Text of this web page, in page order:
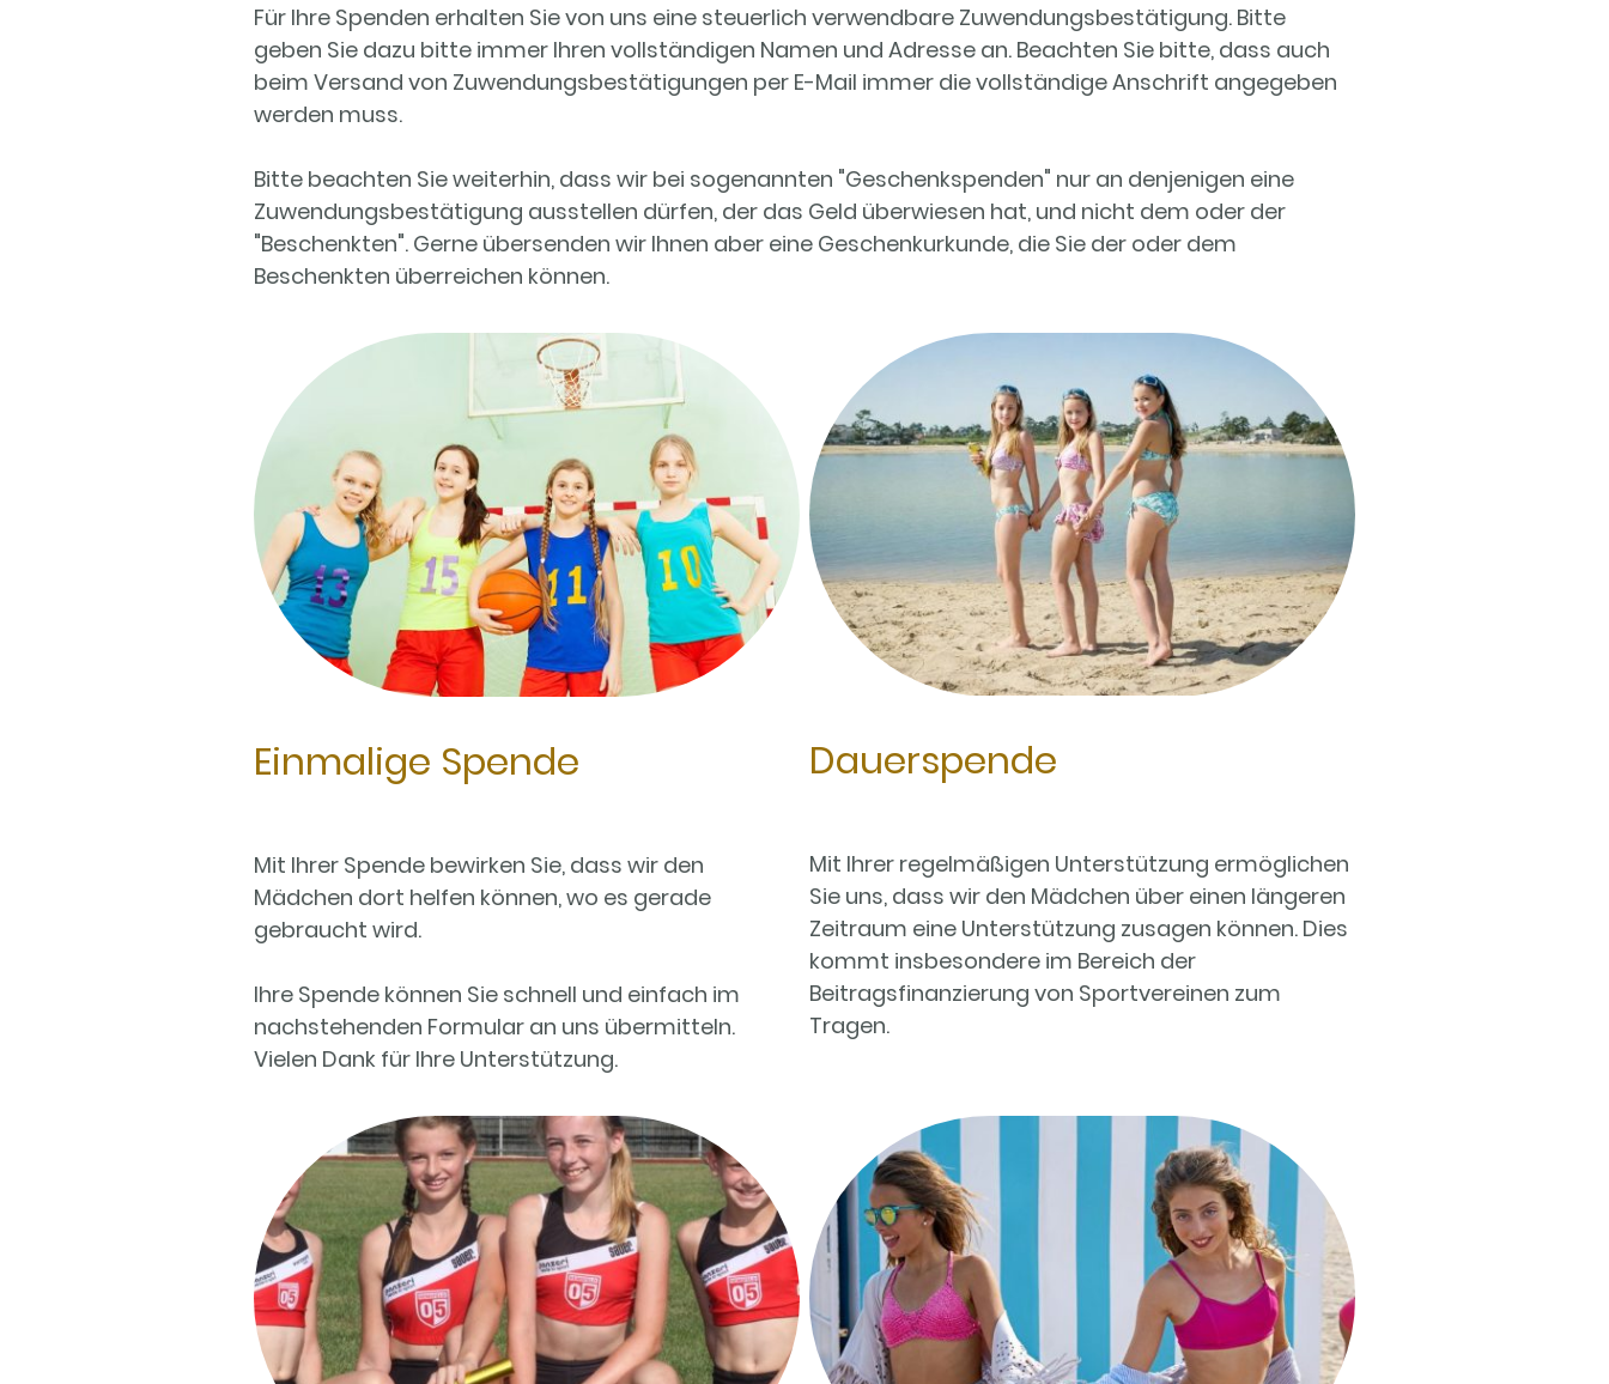
Für Ihre Spenden erhalten Sie von uns eine steuerlich verwendbare Zuwendungsbestätigung. Bitte
geben Sie dazu bitte immer Ihren vollständigen Namen und Adresse an. Beachten Sie bitte, dass auch
beim Versand von Zuwendungsbestätigungen per E-Mail immer die vollständige Anschrift angegeben
werden muss.
Bitte beachten Sie weiterhin, dass wir bei sogenannten "Geschenkspenden" nur an denjenigen eine
Zuwendungsbestätigung ausstellen dürfen, der das Geld überwiesen hat, und nicht dem oder der
"Beschenkten". Gerne übersenden wir Ihnen aber eine Geschenkurkunde, die Sie der oder dem
Beschenkten überreichen können.
Einmalige Spende
Mit Ihrer Spende bewirken Sie, dass wir den
Mädchen dort helfen können, wo es gerade
gebraucht wird.
Ihre Spende können Sie schnell und einfach im
nachstehenden Formular an uns übermitteln.
Vielen Dank für Ihre Unterstützung.
Dauerspende
Mit Ihrer regelmäßigen Unterstützung ermöglichen
Sie uns, dass wir den Mädchen über einen längeren
Zeitraum eine Unterstützung zusagen können. Dies
kommt insbesondere im Bereich der
Beitragsfinanzierung von Sportvereinen zum
Tragen.